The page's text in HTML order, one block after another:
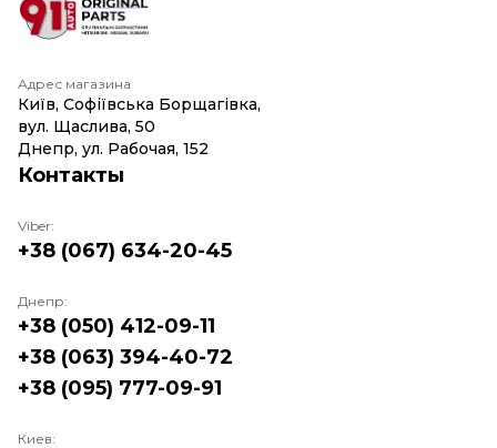
Адрес магазина
Київ, Софіївська Борщагівка,
вул. Щаслива, 50
Днепр, ул. Рабочая, 152
Контакты
Viber:
+38 (067) 634-20-45
Днепр:
+38 (050) 412-09-11
+38 (063) 394-40-72
+38 (095) 777-09-91
Киев: